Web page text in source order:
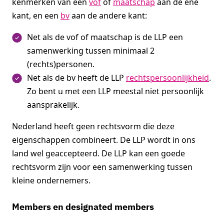
kant, en een bvaan de andere kant:
Net als de vof of maatschap is de LLP een
samenwerking tussen minimaal 2
(rechts)personen.
Net als de bv heeft de LLP rechtspersoonlijkheid.
Zo bent u met een LLP meestal niet persoonlijk
aansprakelijk.
Nederland heeft geen rechtsvorm die deze
eigenschappen combineert. De LLP wordt in ons
land wel geaccepteerd. De LLP kan een goede
rechtsvorm zijn voor een samenwerking tussen
kleine ondernemers.
Members en designated members